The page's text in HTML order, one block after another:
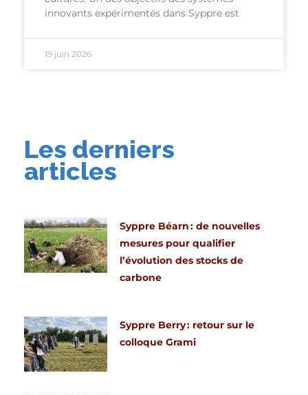
innovants expérimentés dans Syppre est
19 juin 2026
Les derniers
articles
Syppre Béarn : de nouvelles
mesures pour qualifier
l’évolution des stocks de
carbone
Syppre Berry : retour sur le
colloque Grami